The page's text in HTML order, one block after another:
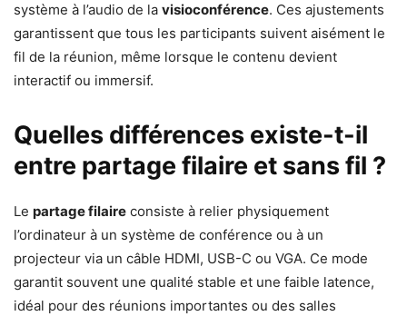
système à l’audio de la visioconférence. Ces ajustements
garantissent que tous les participants suivent aisément le
fil de la réunion, même lorsque le contenu devient
interactif ou immersif.
Quelles différences existe-t-il
entre partage filaire et sans fil ?
Le partage filaire consiste à relier physiquement
l’ordinateur à un système de conférence ou à un
projecteur via un câble HDMI, USB-C ou VGA. Ce mode
garantit souvent une qualité stable et une faible latence,
idéal pour des réunions importantes ou des salles